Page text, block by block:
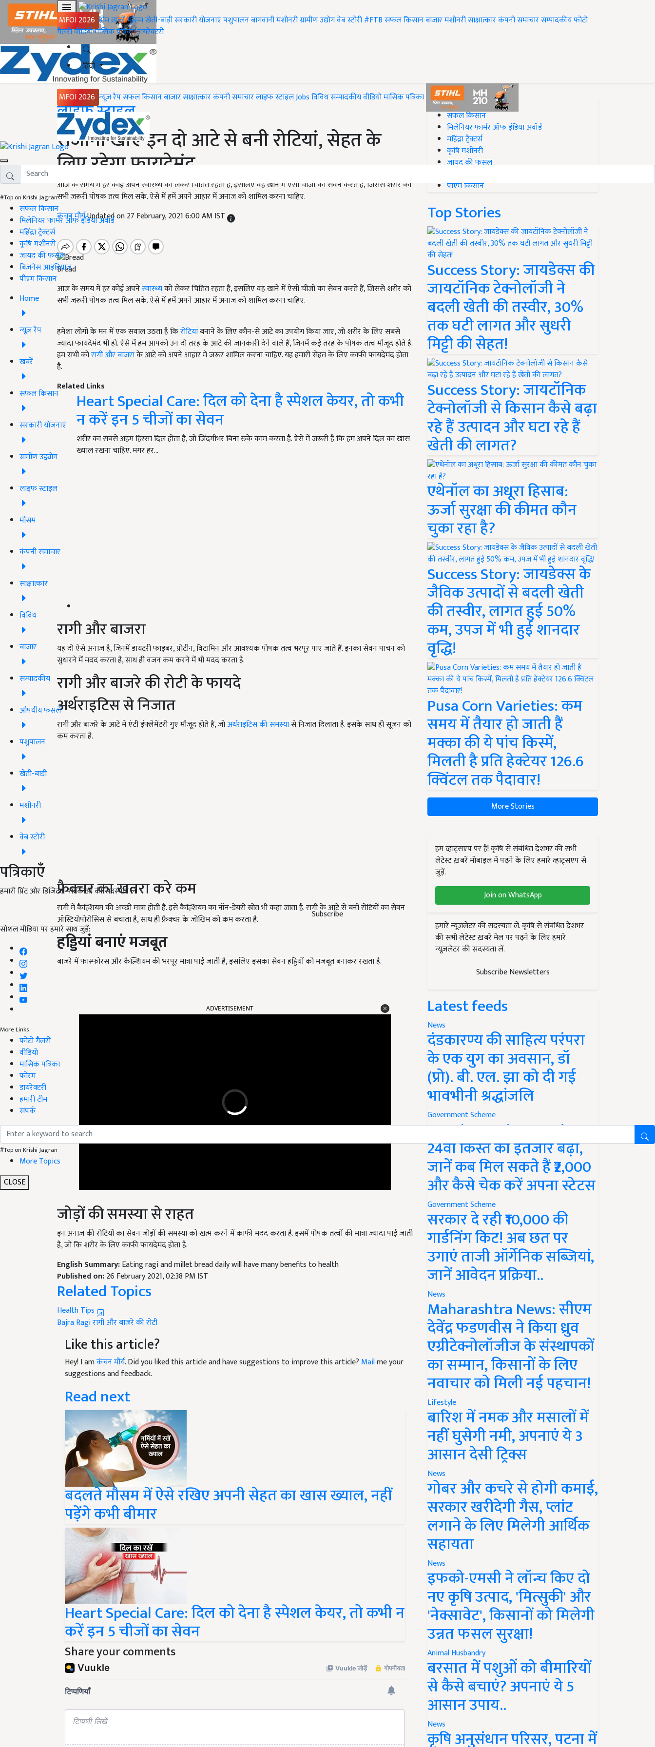
MFOI 2026 होमख़बरेंमौसमखेती-बाड़ीसरकारी योजनाएंपशुपालनबागवानीमशीनरीग्रामीण उद्योगवेब स्टोरी#FTBसफल किसानबाजारमशीनरीसाक्षात्कारकंपनी समाचारसम्पादकीयफोटो
गैलरीवीडियोमासिक पत्रिकाडायरेक्टरी
हिंदी
MFOI 2026 न्यूज़ रैपसफल किसानबाजारसाक्षात्कारकंपनी समाचारलाइफ स्टाइलJobsविविधसम्पादकीयवीडियोमासिक पत्रिका
#Top on Krishi Jagran
सफल किसान
मिलेनियर फार्मर ऑफ इंडिया अवॉर्ड
महिंद्रा ट्रैक्टर्स
कृषि मशीनरी
जायद की फसल
बिज़नेस आइडियाज
पीएम किसान
Home
न्यूज़ रैप
खबरें
सफल किसान
सरकारी योजनाएं
ग्रामीण उद्द्योग
लाइफ स्टाइल
मौसम
कंपनी समाचार
साक्षात्कार
विविध
बाजार
सम्पादकीय
औषधीय फसलें
पशुपालन
खेती-बाड़ी
मशीनरी
वेब स्टोरी
पत्रिकाएँ
हमारी प्रिंट और डिजिटल पत्रिकाओं की सदस्यता लें
Subscribe
सोशल मीडिया पर हमारे साथ जुड़ें:
More Links
फोटो गैलरी
वीडियो
मासिक पत्रिका
फोरम
डायरेक्टरी
हमारी टीम
संपर्क
#Top on Krishi Jagran
More Topics
CLOSE
Home
लाइफ स्टाइल
रोजाना खाएं इन दो आटे से बनी रोटियां, सेहत के
लिए रहेगा फायदेमंद
आज के समय में हर कोई अपने स्वास्थ्य को लेकर चिंतित रहता है, इसलिए वह खाने में ऐसी चीजों का सेवन करते हैं, जिससे शरीर को
सभी ज़रूरी पोषक तत्व मिल सकें. ऐसे में हमें अपने आहार में अनाज को शामिल करना चाहिए.
कंचन मौर्यUpdated on 27 February, 2021 6:00 AM IST
Bread
आज के समय में हर कोई अपनेस्वास्थ्यको लेकर चिंतित रहता है, इसलिए वह खाने में ऐसी चीजों का सेवन करते हैं, जिससे शरीर को
सभी ज़रूरी पोषक तत्व मिल सकें. ऐसे में हमें अपने आहार में अनाज को शामिल करना चाहिए.
हमेशा लोगों के मन में एक सवाल उठता है किरोटियांबनाने के लिए कौन-से आटे का उपयोग किया जाए, जो शरीर के लिए सबसे
ज्यादा फायदेमंद भी हो. ऐसे में हम आपको उन दो तरह के आटे की जानकारी देने वाले हैं, जिनमें कई तरह के पोषक तत्व मौजूद होते हैं.
हम सभी कोरागी और बाजराके आटे को अपने आहार में जरूर शामिल करना चाहिए. यह हमारी सेहत के लिए काफी फायदेमंद होता
है.
Related Links
Heart Special Care: दिल को देना है स्पेशल केयर, तो कभी
न करें इन 5 चीजों का सेवन
शरीर का सबसे अहम हिस्सा दिल होता है, जो जिंदगीभर बिना रुके काम करता है. ऐसे में जरूरी है कि हम अपने दिल का खास
ख्याल रखना चाहिए. मगर हर…
रागी और बाजरा
यह दो ऐसे अनाज हैं, जिनमें डायटरी फाइबर, प्रोटीन, विटामिन और आवश्यक पोषक तत्व भरपूर पाए जाते हैं. इनका सेवन पाचन को
सुधारने में मदद करता है, साथ ही वजन कम करने में भी मदद करता है.
रागी और बाजरे की रोटी के फायदे
अर्थराइटिस से निजात
रागी और बाजरे के आटे में एंटी इंफ्लेमेंटरी गुए मौजूद होते हैं, जोअर्थराइटिस की समस्यासे निजात दिलाता है. इसके साथ ही सूजन को
कम करता है.
फ्रैक्चर का खतरा करे कम
रागी में कैल्शियम की अच्छी मात्रा होती है. इसे कैल्शियम का नॉन-डेयरी स्रोत भी कहा जाता है. रागी के आटे से बनी रोटियों का सेवन
ऑस्टियोपोरोसिस से बचाता है, साथ ही फ्रैक्चर के जोखिम को कम करता है.
हड्डियां बनाएं मजबूत
बाजरे में फास्फोरस और कैल्शियम की भरपूर मात्रा पाई जाती है, इसलिए इसका सेवन हड्डियों को मजबूत बनाकर रखता है.
जोड़ों की समस्या से राहत
इन अनाज की रोटियों का सेवन जोड़ों की समस्या को खत्म करने में काफी मदद करता है. इसमें पोषक तत्वों की मात्रा ज्यादा पाई जाती
है, जो कि शरीर के लिए काफी फायदेमंद होता है.
English Summary:
Published on:26 February 2021, 02:38 PM IST
Related Topics
Health Tips
BajraRagiरागी और बाजरे की रोटी
Like this article?
Hey! I amकंचन मौर्य. Did you liked this article and have suggestions to improve this article?
suggestions and feedback.
Read next
बदलते मौसम में ऐसे रखिए अपनी सेहत का खास ख्याल, नहीं
पड़ेंगे कभी बीमार
Heart Special Care: दिल को देना है स्पेशल केयर, तो कभी न
करें इन 5 चीजों का सेवन
Share your comments
#Top on Krishi Jagran
सफल किसान
मिलेनियर फार्मर ऑफ इंडिया अवॉर्ड
महिंद्रा ट्रैक्टर्स
कृषि मशीनरी
जायद की फसल
पीएम किसान
Top Stories
Success Story: जायडेक्स की
जायटॉनिक टेक्नोलॉजी ने
बदली खेती की तस्वीर, 30%
तक घटी लागत और सुधरी
मिट्टी की सेहत!
Success Story: जायटॉनिक
टेक्नोलॉजी से किसान कैसे बढ़ा
रहे हैं उत्पादन और घटा रहे हैं
खेती की लागत?
एथेनॉल का अधूरा हिसाब:
ऊर्जा सुरक्षा की कीमत कौन
चुका रहा है?
Success Story: जायडेक्स के
जैविक उत्पादों से बदली खेती
की तस्वीर, लागत हुई 50%
कम, उपज में भी हुई शानदार
वृद्धि!
Pusa Corn Varieties: कम
समय में तैयार हो जाती हैं
मक्का की ये पांच किस्में,
मिलती है प्रति हेक्टेयर 126.6
क्विंटल तक पैदावार!
More Stories
हम व्हाट्सएप पर हैं! कृषि से संबंधित देशभर की सभी
लेटेस्ट ख़बरें मोबाइल में पढ़ने के लिए हमारे व्हाट्सएप से
जुड़ें.
Join on WhatsApp
हमारे न्यूज़लेटर की सदस्यता लें. कृषि से संबंधित देशभर
की सभी लेटेस्ट ख़बरें मेल पर पढ़ने के लिए हमारे
न्यूज़लेटर की सदस्यता लें.
Subscribe Newsletters
Latest feeds
News
दंडकारण्य की साहित्य परंपरा
के एक युग का अवसान, डॉ
(प्रो). बी. एल. झा को दी गई
भावभीनी श्रद्धांजलि
Government Scheme
PM Kisan Yojana Update:
24वीं किस्त का इंतजार बढ़ा,
जानें कब मिल सकते हैं ₹2,000
और कैसे चेक करें अपना स्टेटस
Government Scheme
सरकार दे रही ₹10,000 की
गार्डनिंग किट! अब छत पर
उगाएं ताजी ऑर्गेनिक सब्जियां,
जानें आवेदन प्रक्रिया..
News
Maharashtra News: सीएम
देवेंद्र फडणवीस ने किया ध्रुव
एग्रीटेक्नोलॉजीज के संस्थापकों
का सम्मान, किसानों के लिए
नवाचार को मिली नई पहचान!
Lifestyle
बारिश में नमक और मसालों में
नहीं घुसेगी नमी, अपनाएं ये 3
आसान देसी ट्रिक्स
News
गोबर और कचरे से होगी कमाई,
सरकार खरीदेगी गैस, प्लांट
लगाने के लिए मिलेगी आर्थिक
सहायता
News
इफको-एमसी ने लॉन्च किए दो
नए कृषि उत्पाद, 'मित्सुकी' और
'नेक्सावेट', किसानों को मिलेगी
उन्नत फसल सुरक्षा!
Animal Husbandry
बरसात में पशुओं को बीमारियों
से कैसे बचाएं? अपनाएं ये 5
आसान उपाय..
News
कृषि अनुसंधान परिसर, पटना में